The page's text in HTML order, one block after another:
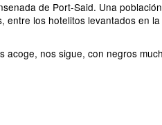
de Port-Said. Una
los hotelitos levantados en
nos sigue, con negros